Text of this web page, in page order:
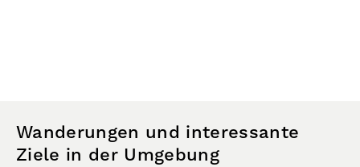
Wanderungen und interessante
Ziele in der Umgebung